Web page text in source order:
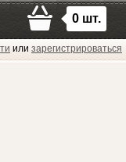
или зарегистрироваться
0 шт.